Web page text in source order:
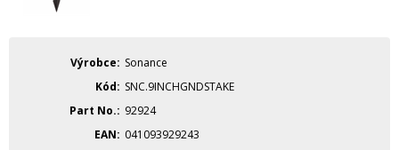
Výrobce
Sonance
Kód
SNC.9INCHGNDSTAKE
Part No.
92924
EAN
041093929243